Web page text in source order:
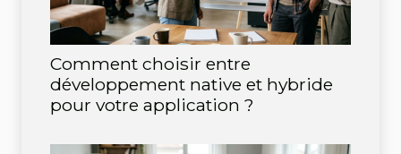
Comment choisir entre
développement native et hybride
pour votre application ?